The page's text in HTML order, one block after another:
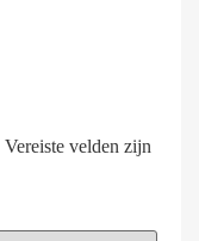
Vereiste velden zijn